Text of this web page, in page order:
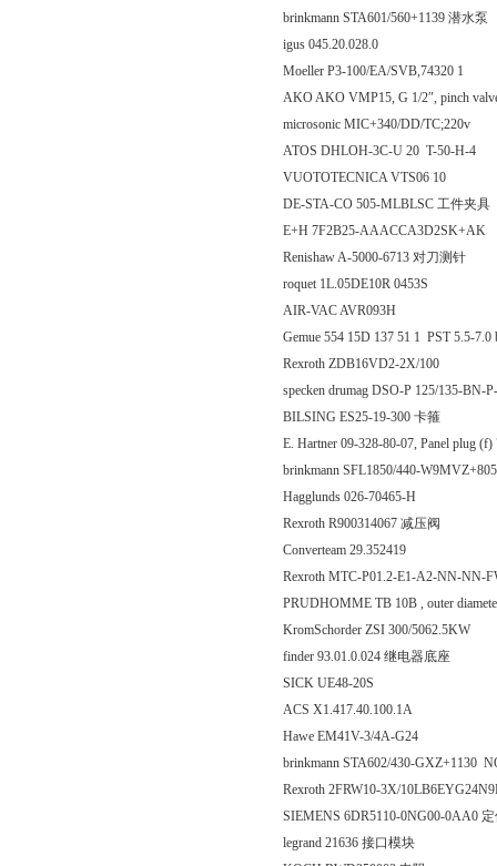
brinkmann STA601/560+1139 潜水泵
igus 045.20.028.0
Moeller P3-100/EA/SVB,74320 1
AKO AKO VMP15, G 1/2″, pinch
microsonic MIC+340/DD/TC;220v
ATOS DHLOH-3C-U 20 T-50-H-4
VUOTOTECNICA VTS06 10
DE-STA-CO 505-MLBLSC 工件夹具
E+H 7F2B25-AAACCA3D2SK+AK
Renishaw A-5000-6713 对刀测针
roquet 1L.05DE10R 0453S
AIR-VAC AVR093H
Gemue 554 15D 137 51 1 PST 5.5-7.0
Rexroth ZDB16VD2-2X/100
specken drumag DSO-P 125/135-BN-
BILSING ES25-19-300 卡箍
E. Hartner 09-328-80-07, Panel plug
brinkmann SFL1850/440-
Hagglunds 026-70465-H
Rexroth R900314067 减压阀
Converteam 29.352419
Rexroth MTC-P01.2-E1-A2-NN-NN-
PRUDHOMME TB 10B , outer
KromSchorder ZSI 300/5062.5KW
finder 93.01.0.024 继电器底座
SICK UE48-20S
ACS X1.417.40.100.1A
Hawe EM41V-3/4A-G24
brinkmann STA602/430-GXZ+1130
Rexroth 2FRW10-3X/
SIEMENS 6DR5110-0NG00-0AA0
legrand 21636 接口模块